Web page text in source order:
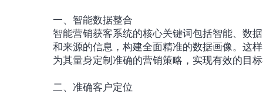
一、智能数据整合
智能营销获客系统的核心关键词包括智能、数
和来源的信息，构建全面精准的数据画像。这
为其量身定制准确的营销策略，实现有效的目
二、准确客户定位